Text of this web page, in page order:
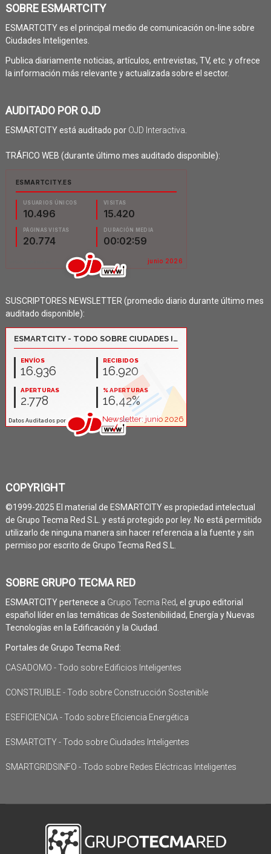
SOBRE ESMARTCITY
ESMARTCITY es el principal medio de comunicación on-line sobre
Ciudades Inteligentes.
Publica diariamente noticias, artículos, entrevistas, TV, etc. y ofrece
la información más relevante y actualizada sobre el sector.
AUDITADO POR OJD
ESMARTCITY está auditado por OJD Interactiva
TRÁFICO WEB (durante último mes auditado disponible):
SUSCRIPTORES NEWSLETTER (promedio diario durante último mes
auditado disponible):
COPYRIGHT
©1999-2025 El material de ESMARTCITY es propiedad intelectual
de Grupo Tecma Red S.L. y está protegido por ley. No está permitido
utilizarlo de ninguna manera sin hacer referencia a la fuente y sin
permiso por escrito de Grupo Tecma Red S.L.
SOBRE GRUPO TECMA RED
ESMARTCITY pertenece a Grupo Tecma Red, el grupo editorial
español líder en las temáticas de Sostenibilidad, Energía y Nuevas
Tecnologías en la Edificación y la Ciudad.
Portales de Grupo Tecma Red:
CASADOMO - Todo sobre Edificios Inteligentes
CONSTRUIBLE - Todo sobre Construcción Sostenible
ESEFICIENCIA - Todo sobre Eficiencia Energética
ESMARTCITY - Todo sobre Ciudades Inteligentes
SMARTGRIDSINFO - Todo sobre Redes Eléctricas Inteligentes